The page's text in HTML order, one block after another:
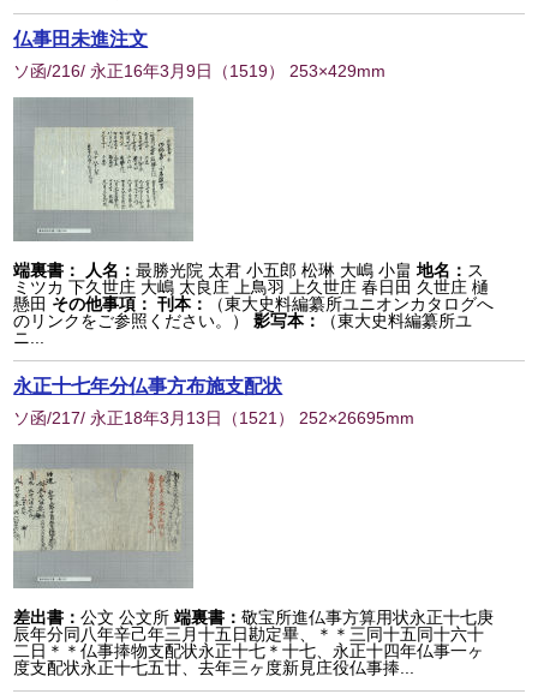
仏事田未進注文
ソ函/216/ 永正16年3月9日 （1519） 253×429mm
端裏書： 人名：最勝光院 太君 小五郎 松琳 大嶋 小畠 地名： ス
ミツカ 下久世庄 大嶋 太良庄 上鳥羽 上久世庄 春日田 久世庄 樋
懸田 その他事項： 刊本：
（東大史料編纂所ユニオンカタログへ
のリンクをご参照ください。）
影写本：
（東大史料編纂所ユ
ニ...
永正十七年分仏事方布施支配状
ソ函/217/ 永正18年3月13日 （1521 ） 252×26695mm
差出書：公文 公文所 端裏書：敬宝所進仏事方算用状永正十七庚
辰年分同八年辛己年三月十五日勘定畢、＊＊三同十五同十六十
二日＊＊仏事捧物支配状永正十七＊十七、永正十四年仏事一ヶ
度支配状永正十七五廿、去年三ヶ度新見庄役仏事捧...